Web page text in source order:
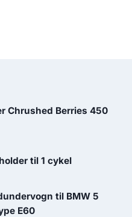
Chrushed Berries 450
til 1 cykel
til BMW 5
E60